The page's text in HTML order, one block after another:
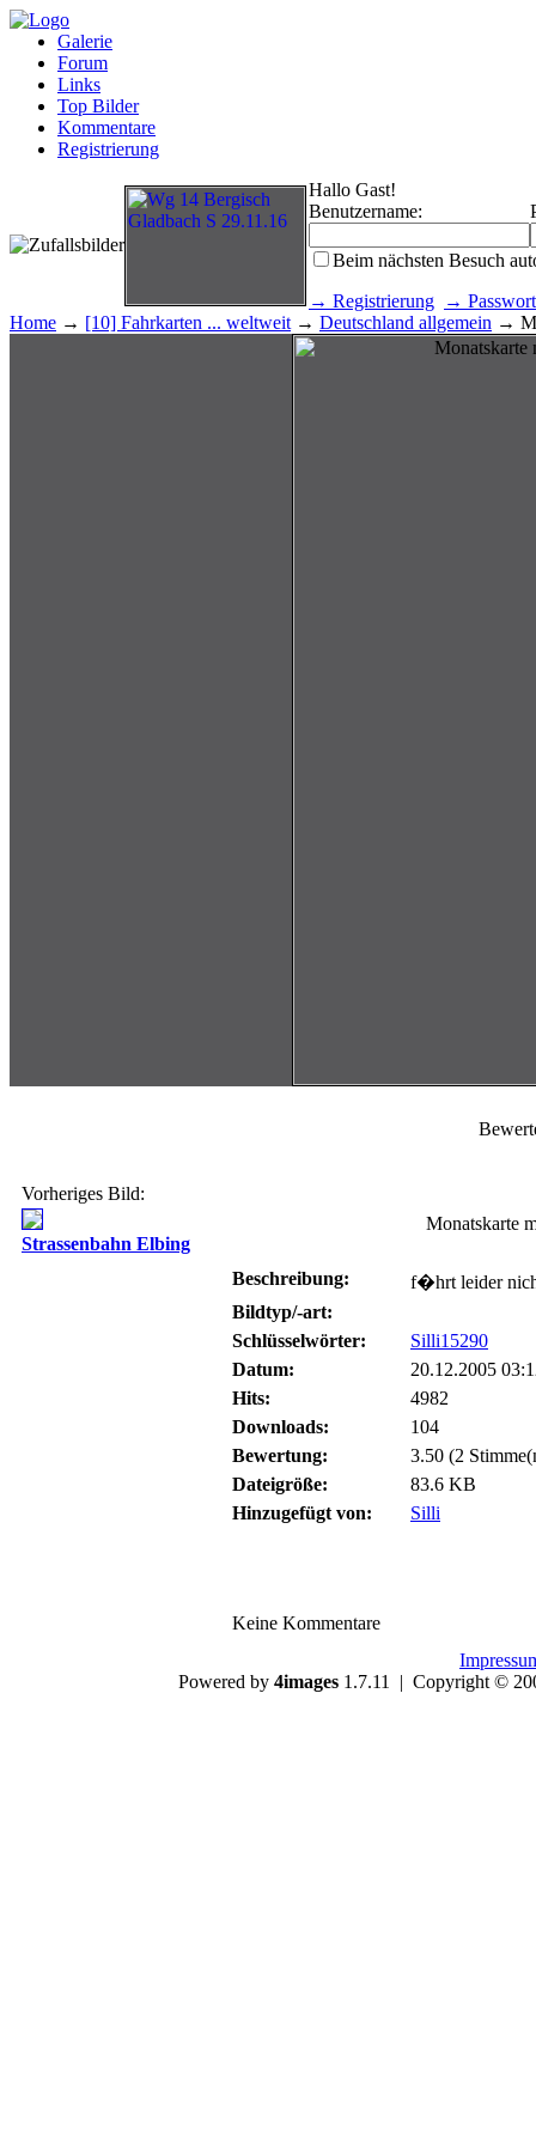
Galerie
Forum
Links
Top Bilder
Kommentare
Registrierung
Hallo Gast!
Benutzername:
Beim nächsten Besuch
→ Registrierung
→
Home → [10] Fahrkarten ... weltweit → Deutschland allgemein →
Vorheriges Bild:
Strassenbahn Elbing
Monatskarte
Beschreibung:
f�hrt leider
Bildtyp/-art:
Schlüsselwörter:
Silli15290
Datum:
20.12.2005
Hits:
4982
Downloads:
104
Bewertung:
3.50 (2
Dateigröße:
83.6 KB
Hinzugefügt von:
Silli
Keine Kommentare
Powered by 4images1.7.11 | Copyright ©